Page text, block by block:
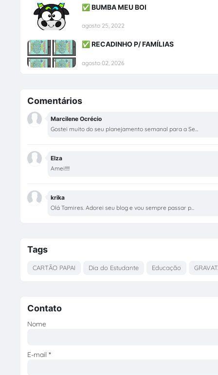
✅ BUMBA MEU BOI
agosto 25, 2022
✅ RECADINHO P/ FAMÍLIAS
agosto 02, 2026
Comentários
Marcilene Ocrécio
Gostei muito do seu planejamento semanal para a Se...
Elza
Amei!!!!!
krika
Olá Tamires. Adorei seu blog e vou sempre passar p...
Tags
CARTÃO PAPAI Dia do Estudante Educação
Contato
Nome
E-mail *